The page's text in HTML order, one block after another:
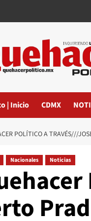
| Inicio CDMX
POLÍTICO A TRAVÉS///
Nacionales Noticias